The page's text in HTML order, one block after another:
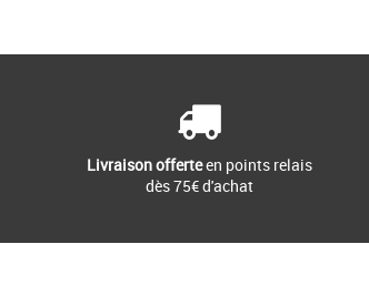
Livraison offerteen points relais
dès 75€ d'achat